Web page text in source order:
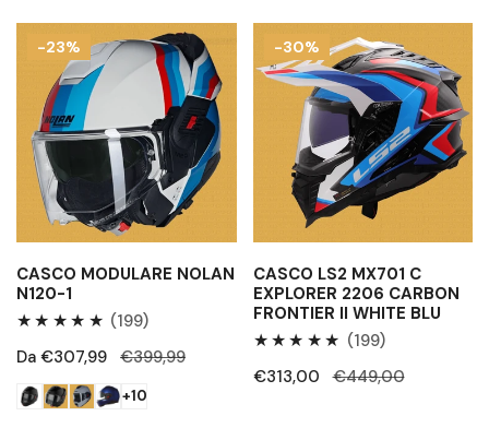
Modulare
Nolan
N120-
-23%
CASCO MODULARE NOLAN
N120-1
(199)199
Recensioni
Prezzo
di
vendita
Da €307,99
Prezzo
regolare
€399,99
+10
LS2
MX701
EXPLORER
2206
Carbon
Frontier
II
White
blu
-30%
CASCO LS2 MX701 C
EXPLORER 2206 CARBON
FRONTIER II WHITE BLU
(199)199
Recensioni
Prezzo
€313,00
Prezzo
€449,00